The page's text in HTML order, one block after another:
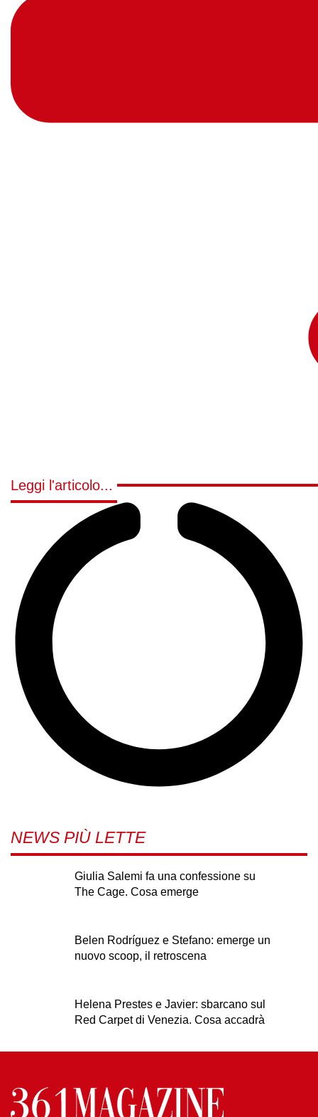
Leggi l'articolo...
NEWS PIÙ LETTE
Giulia Salemi fa una confessione su
The Cage. Cosa emerge
Belen Rodríguez e Stefano: emerge un
nuovo scoop, il retroscena
Helena Prestes e Javier: sbarcano sul
Red Carpet di Venezia. Cosa accadrà